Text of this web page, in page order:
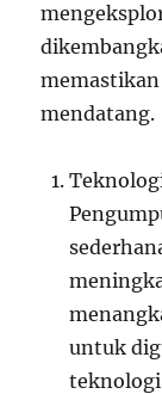
mendatang.
untuk